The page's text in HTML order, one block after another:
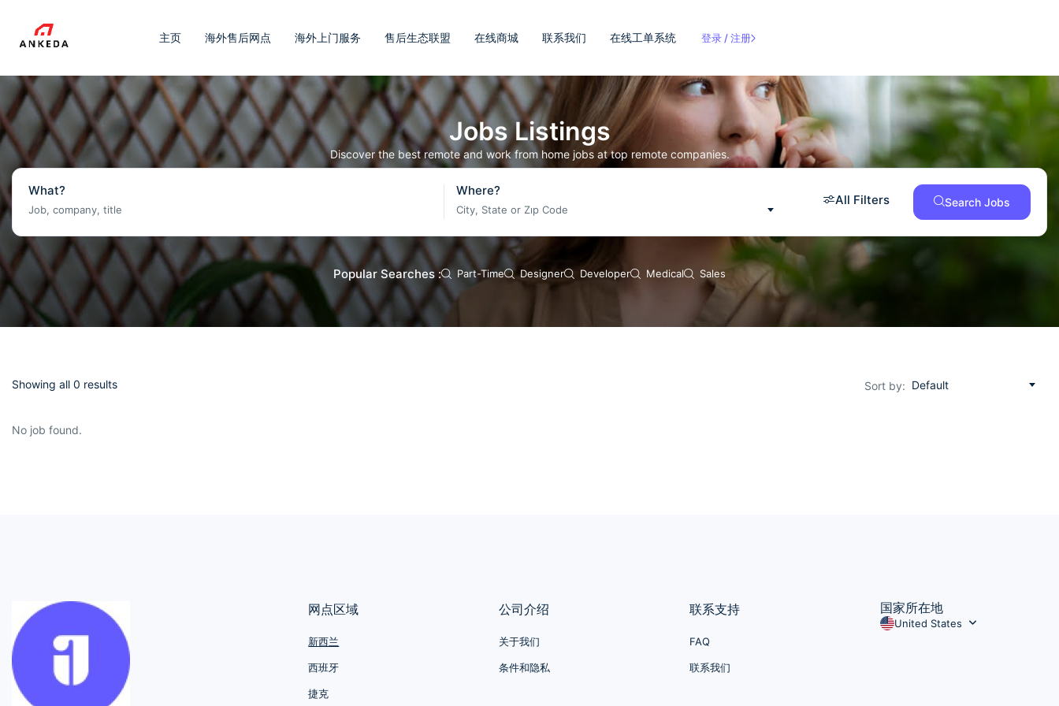
主页 海外售后网点 海外上门服务 售后生态联盟 在线商城 联系我们 在线工单系统 登录 / 注册
Jobs Listings
Discover the best remote and work from home jobs at top remote companies.
What? Where?
City, State or Zıp Code
All Filters Search Jobs
Popular Searches : Part-Time Designer Developer Medical Sales
Showing all 0 results Sort by: Default
No job found.
网点区域
新西兰
西班牙
捷克
公司介绍
关于我们
条件和隐私
联系支持
FAQ
联系我们
国家所在地
United States